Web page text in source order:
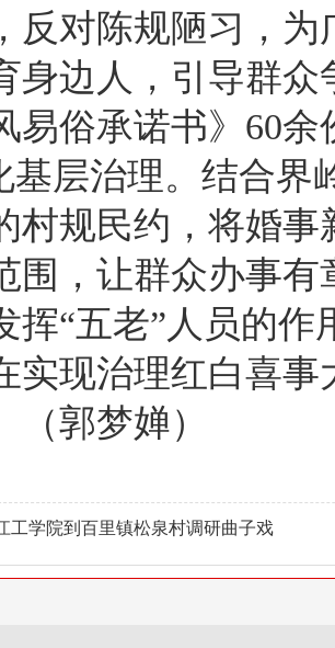
反对陈规陋习，
身边人，引导群
易俗承诺书》60余
基层治理。结合界
村规民约，将婚
围，让群众办事
挥“五老”人员的
实现治理红白喜
（郭梦婵）
工学院到百里镇松泉村调研曲子戏